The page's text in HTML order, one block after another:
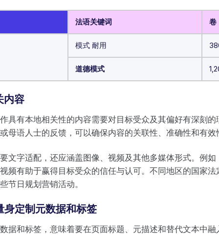
法语关键词 卷
模式 耐用
道德模式
内容
具有本地相关性的内容需要对目标受众及其偏好有深刻
母语人士的反馈，可以确保内容的关联性、准确性和有效
文字适配，还应涵盖图像、视频及其他多媒体形式。例
频有助于赢得目标受众的信任与认可。不同地区的国家法
节日规划营销活动。
身定制元数据和标签
据和标签，意味着要在页面标题、元描述和替代文本中